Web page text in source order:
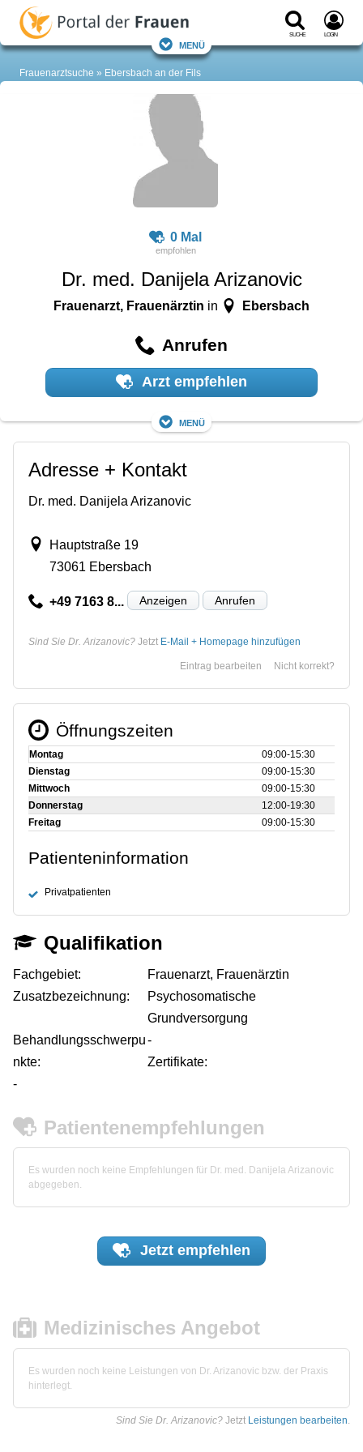
Suche Login
Menü
Frauenarztsuche Ebersbach an der Fils
0 Mal
Dr. med. Danijela Arizanovic
Frauenarzt, Frauenärztin in Ebersbach
Anrufen
Arzt empfehlen
Menü
Adresse + Kontakt
Dr. med. Danijela Arizanovic
Hauptstraße 19
73061 Ebersbach
+49 7163 8... Anzeigen Anrufen
Sind Sie Dr. Arizanovic? Jetzt E-Mail + Homepage hinzufügen
Nicht korrekt?
Eintrag bearbeiten
Öffnungszeiten
Montag
09:00‑15:30
Dienstag
09:00‑15:30
Mittwoch
09:00‑15:30
Donnerstag
12:00‑19:30
Freitag
09:00‑15:30
Patienteninformation
Privatpatienten
Qualifikation
Fachgebiet:
Frauenarzt, Frauenärztin
Zusatzbezeichnung:
Psychosomatische
Grundversorgung
Behandlungsschwerpu
nkte:
-
Zertifikate:
-
Patientenempfehlungen
Es wurden noch keine Empfehlungen für Dr. med. Danijela Arizanovic
abgegeben.
Jetzt empfehlen
Medizinisches Angebot
Es wurden noch keine Leistungen von Dr. Arizanovic bzw. der Praxis
hinterlegt.
Sind Sie Dr. Arizanovic? Jetzt Leistungen bearbeiten.